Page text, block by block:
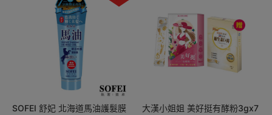
SOFEI 舒妃 北海道馬油護髮膜
大漢小姐姐 美好挺有酵粉3gx7